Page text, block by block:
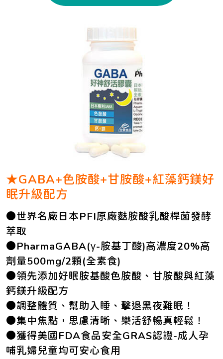
★GABA+色胺酸+甘胺酸+紅藻鈣鎂好
眠升級配方
●世界名廠日本PFI原廠麩胺酸乳酸桿菌發酵
萃取
●PharmaGABA(γ-胺基丁酸)高濃度20%高
劑量500mg/2顆(全素食)
●領先添加好眠胺基酸色胺酸、甘胺酸與紅藻
鈣鎂升級配方
●調整體質、幫助入睡、擊退黑夜難眠！
●集中焦點，思慮清晰、樂活舒暢真輕鬆！
●獲得美國FDA食品安全GRAS認證-成人孕
哺乳婦兒童均可安心食用